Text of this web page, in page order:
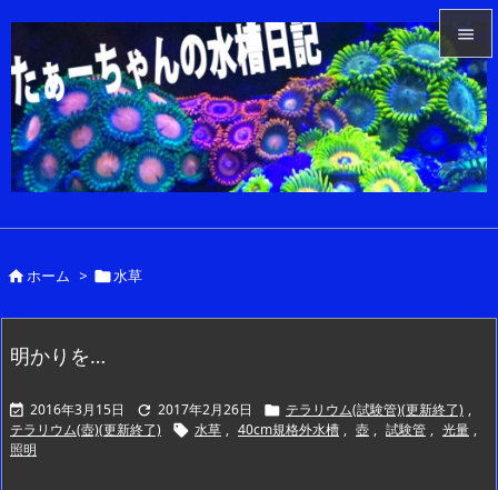


メニュ

サイド


ホーム > 水草
明かりを…
 2016年3月15日  2017年2月26日  テラリウム(試験管)(更新終了) ,
テラリウム(壺)(更新終了)
 水草 , 40cm規格外水槽 , 壺 , 試験管 , 光量 ,
照明